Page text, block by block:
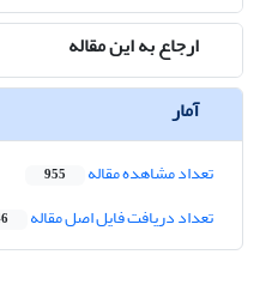
ارجاع به این مقاله
آمار
تعداد مشاهده مقاله 955
تعداد دریافت فایل اصل مقاله